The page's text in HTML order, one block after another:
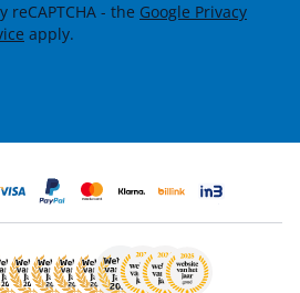
- the Google Privacy
apply.